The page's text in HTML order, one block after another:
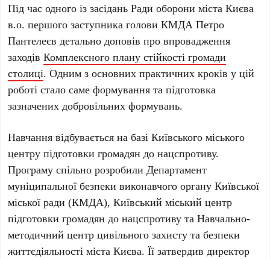
Під час одного із засіданьРади оборони міста Києва
в.о. першого заступника голови КМДАПетро
Пантелеєв детально доповів про впровадження
заходівКомплексного плану стійкості громади
столиці. Одним з основних практичних кроків у цій
роботі стало саме формування та підготовка
зазначених добровільних формувань.
Навчання відбувається на базіКиївського міського
центру підготовки громадян до нацспротиву.
Програму спільно розробилиДепартамент
муніципальної безпеки виконавчого органу Київської
міської ради (КМДА),Київський міський центр
підготовки громадян до нацспротиву таНавчально-
методичний центр цивільного захисту та безпеки
життєдіяльності міста Києва. Її затвердив директор